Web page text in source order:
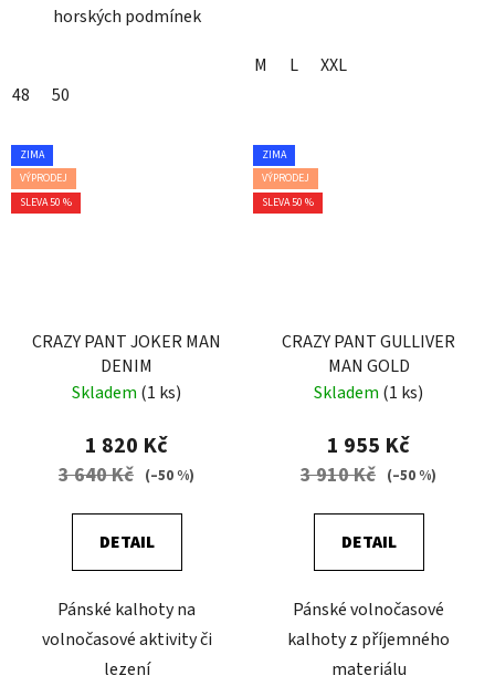
horských podmínek
48 50
M L XXL
ZIMA
VÝPRODEJ
SLEVA 50 %
CRAZY PANT JOKER MAN
DENIM
Skladem (1 ks)
1 820 Kč
3 640 Kč (–50 %)
DETAIL
Pánské kalhoty na
volnočasové aktivity či
lezení
ZIMA
VÝPRODEJ
SLEVA 50 %
CRAZY PANT GULLIVER
MAN GOLD
Skladem (1 ks)
1 955 Kč
3 910 Kč (–50 %)
DETAIL
Pánské volnočasové
kalhoty z příjemného
materiálu